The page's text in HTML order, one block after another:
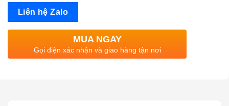
Liên hệ Zalo
MUA NGAY
Gọi điện xác nhận và giao hàng tận nơi